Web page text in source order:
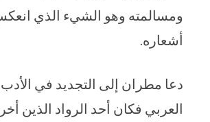
ومسالمته وهو الشيء الذي
أشعاره.
دعا مطران إلى التجديد في
العربي فكان أحد الرواد الذين